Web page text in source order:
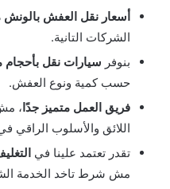
أسعار نقل العفش بالونش
الشركات التانية.
بنوفر سيارات نقل بأحجام
حسب كمية ونوع العفش.
فريق العمل متميز جدًا،
اللائق والأسلوب الراقي
تقدر تعتمد علينا في
مش شرط تاخد الخدمة